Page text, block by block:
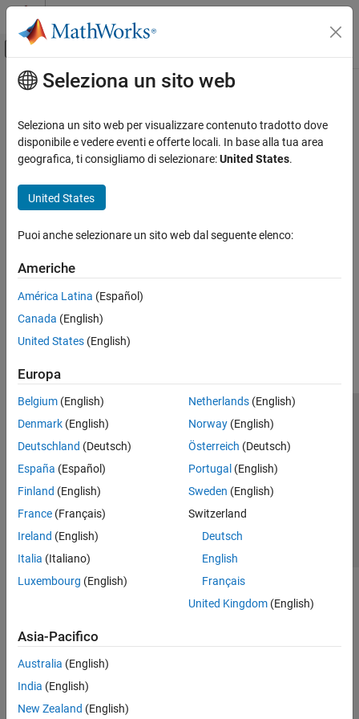
Vai al contenuto
Attiva/disattiva menu di navigazione
Pagina iniziale della documentazione
Contenuto principale
Seleziona un sito web
Seleziona un sito web per visualizzare contenuto tradotto dove
disponibile e vedere eventi e offerte locali. In base alla tua area
geografica, ti consigliamo di selezionare:United States.
United States
Puoi anche selezionare un sito web dal seguente elenco:
Americhe
América Latina (Español)
Canada (English)
United States (English)
Europa
Belgium (English)
Denmark (English)
Deutschland (Deutsch)
España (Español)
Finland (English)
France (Français)
Ireland (English)
Italia (Italiano)
Luxembourg (English)
Netherlands(English)
Norway(English)
Österreich (Deutsch)
Portugal (English)
Sweden (English)
Switzerland
Deutsch
English
Français
United Kingdom(English)
Asia-Pacifico
Australia (English)
India (English)
New Zealand (English)
Centro di fiducia
Informativa sulla privacy
Antipirateria
Stato dell'applicazione
Contatti
© 1994-2026 The MathWorks, Inc.